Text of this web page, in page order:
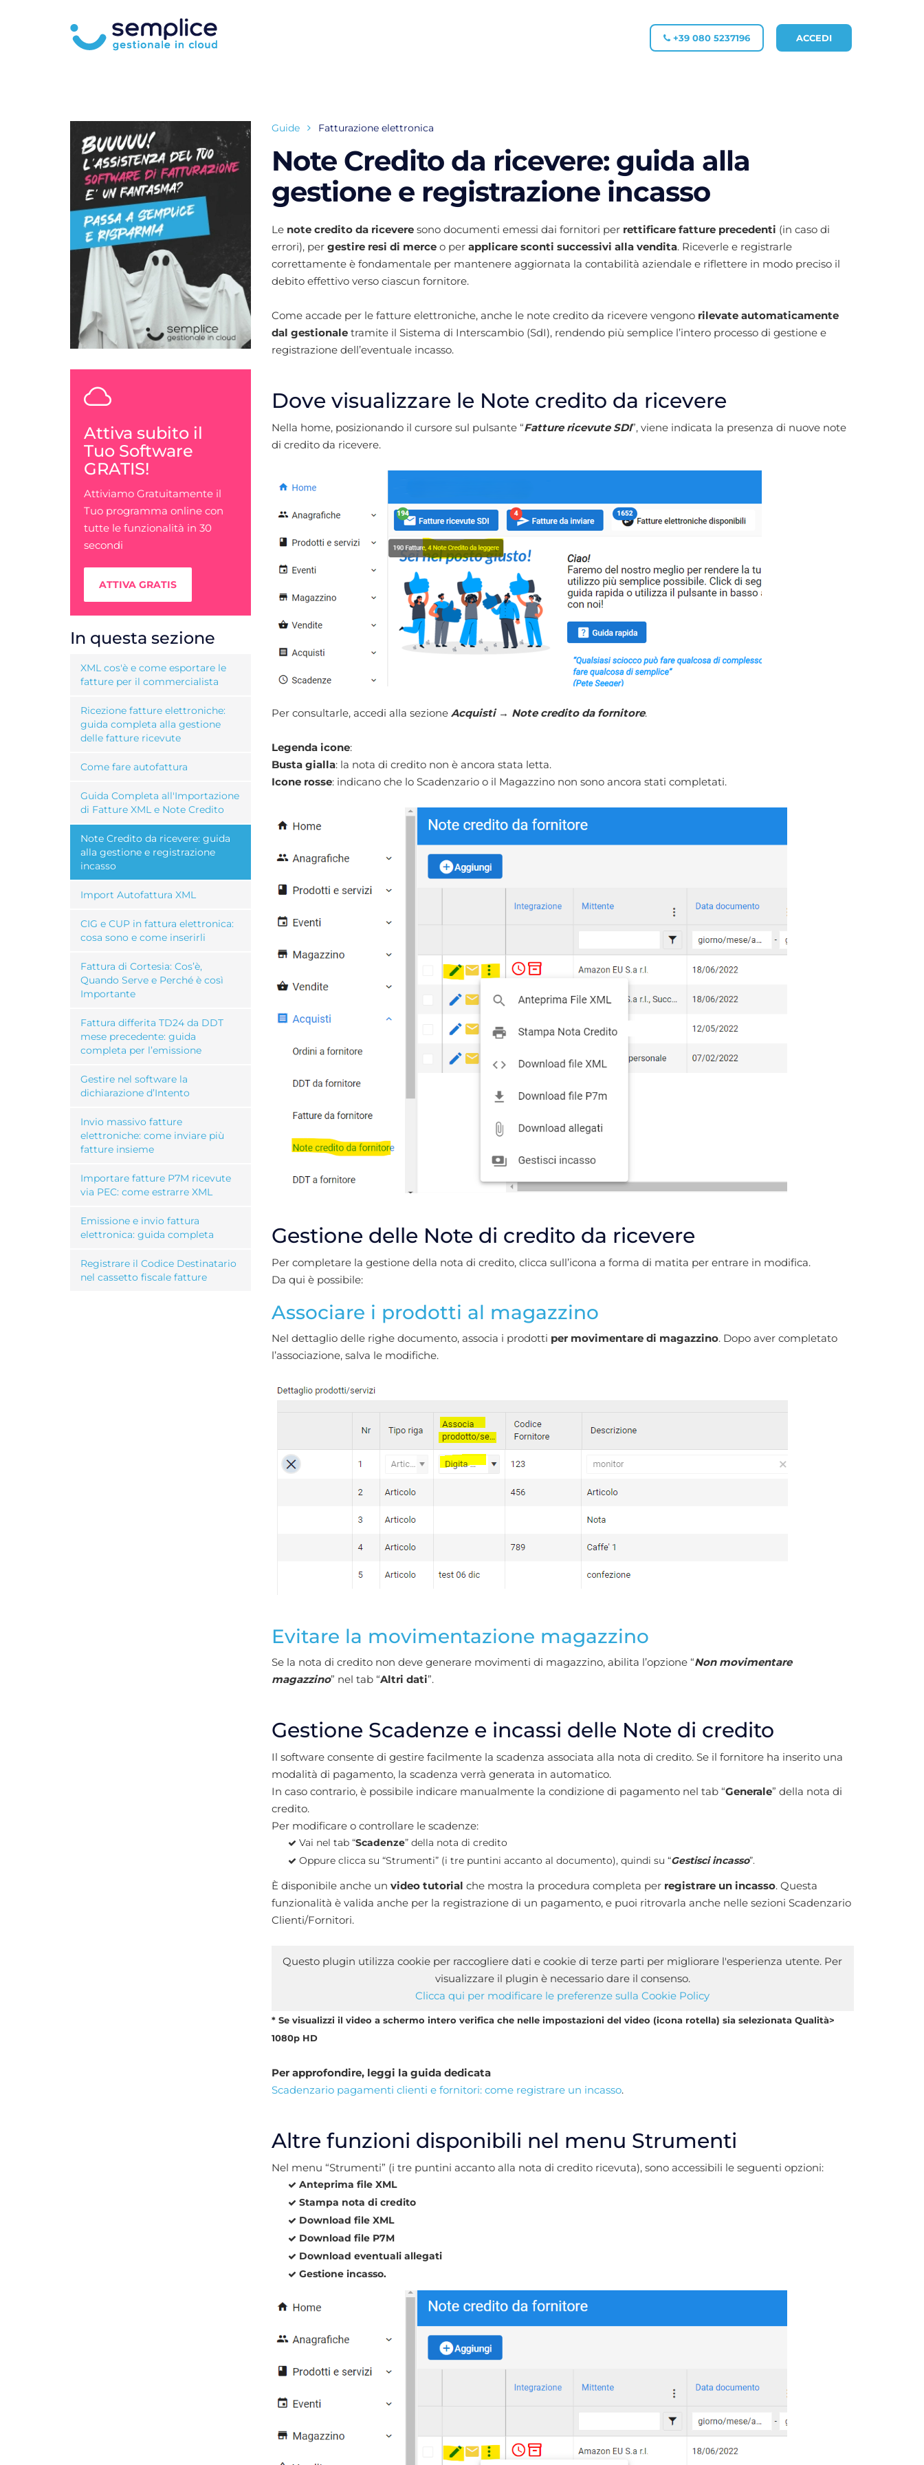
+39 080 5237196 ACCEDI
Guide Fatturazione elettronica
Note Credito da ricevere: guida alla
gestione e registrazione incasso
Lenote credito da riceveresono documenti emessi dai fornitori per rettificare fatture precedenti (in caso di
errori), pergestire resi di merceo per applicare sconti successivi alla vendita. Riceverle e registrarle
correttamente è fondamentale per mantenere aggiornata la contabilità aziendale e riflettere in modo preciso il
debito effettivo verso ciascun fornitore.
Come accade per le fatture elettroniche, anche le note credito da ricevere vengonorilevate automaticamente
dal gestionaletramite il Sistema di Interscambio (SdI), rendendo più semplice l’intero processo di gestione e
registrazione dell’eventuale incasso.
Dove visualizzare le Note credito da ricevere
Nella home, posizionando il cursore sul pulsante “Fatture ricevute SDI”, viene indicata la presenza di nuove note
di credito da ricevere.
Per consultarle, accedi alla sezione Acquisti → Note credito da fornitore.
Legenda icone:
Busta gialla: la nota di credito non è ancora stata letta.
Icone rosse: indicano che lo Scadenzario o il Magazzino non sono ancora stati completati.
Gestione delle Note di credito da ricevere
Per completare la gestione della nota di credito, clicca sull’icona a forma di matita per entrare in modifica.
Da qui è possibile:
Associare i prodotti al magazzino
Nel dettaglio delle righe documento, associa i prodotti per movimentare di magazzino. Dopo aver completato
l’associazione, salva le modifiche.
Evitare la movimentazione magazzino
Se la nota di credito non deve generare movimenti di magazzino, abilita l’opzione “Non movimentare
magazzino” nel tab “Altri dati”.
Gestione Scadenze e incassi delle Note di credito
Il software consente di gestire facilmente la scadenza associata alla nota di credito. Se il fornitore ha inserito una
modalità di pagamento, la scadenza verrà generata in automatico.
In caso contrario, è possibile indicare manualmente la condizione di pagamento nel tab “Generale” della nota di
credito.
Per modificare o controllare le scadenze:
Vai nel tab “Scadenze” della nota di credito
Oppure clicca su “Strumenti” (i tre puntini accanto al documento), quindi su “Gestisci incasso”.
È disponibile anche un video tutorial che mostra la procedura completa per registrare un incasso. Questa
funzionalità è valida anche per la registrazione di un pagamento, e puoi ritrovarla anche nelle sezioni Scadenzario
Clienti/Fornitori.
Questo plugin utilizza cookie per raccogliere dati e cookie di terze parti per migliorare l'esperienza utente. Per
visualizzare il plugin è necessario dare il consenso.
Clicca qui per modificare le preferenze sulla Cookie Policy
* Se visualizzi il video a schermo intero verifica che nelle impostazioni del video (icona rotella) sia selezionata Qualità>
1080p HD
Per approfondire, leggi la guida dedicata
Scadenzario pagamenti clienti e fornitori: come registrare un incasso.
Altre funzioni disponibili nel menu Strumenti
Nel menu “Strumenti” (i tre puntini accanto alla nota di credito ricevuta), sono accessibili le seguenti opzioni:
Anteprima file XML
Stampa nota di credito
Download file XML
Download file P7M
Download eventuali allegati
Gestione incasso.
Attiva subito il
Tuo Software
GRATIS!
Attiviamo Gratuitamente il
Tuo programma online con
tutte le funzionalità in 30
secondi
ATTIVA GRATIS
In questa sezione
XML cos'è e come esportare le
fatture per il commercialista
Ricezione fatture elettroniche:
guida completa alla gestione
delle fatture ricevute
Come fare autofattura
Guida Completa all'Importazione
di Fatture XML e Note Credito
Note Credito da ricevere: guida
alla gestione e registrazione
incasso
Import Autofattura XML
CIG e CUP in fattura elettronica:
cosa sono e come inserirli
Fattura di Cortesia: Cos’è,
Quando Serve e Perché è così
Importante
Fattura differita TD24 da DDT
mese precedente: guida
completa per l’emissione
Gestire nel software la
dichiarazione d’Intento
Invio massivo fatture
elettroniche: come inviare più
fatture insieme
Importare fatture P7M ricevute
via PEC: come estrarre XML
Emissione e invio fattura
elettronica: guida completa
Registrare il Codice Destinatario
nel cassetto fiscale fatture